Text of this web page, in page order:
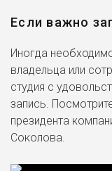
Если важно
Иногда
владельца или
студия с
запись.
президента
Соколова.